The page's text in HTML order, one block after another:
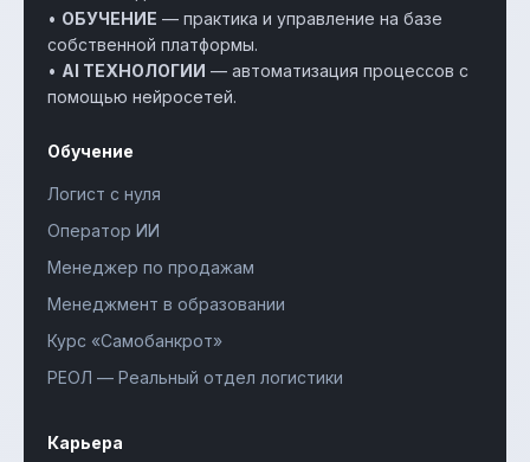
• ОБУЧЕНИЕ — практика и управление на базе
собственной платформы.
• AI ТЕХНОЛОГИИ — автоматизация процессов с
помощью нейросетей.
Обучение
Логист с нуля
Оператор ИИ
Менеджер по продажам
Менеджмент в образовании
Курс «Самобанкрот»
РЕОЛ — Реальный отдел логистики
Карьера